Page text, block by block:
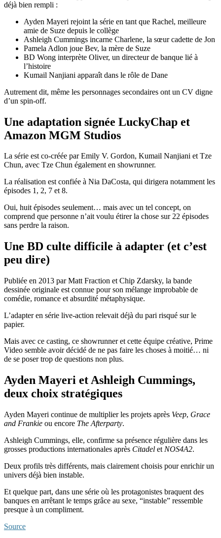
déjà bien rempli :
Ayden Mayeri rejoint la série en tant que Rachel, meilleure
amie de Suze depuis le collège
Ashleigh Cummings incarne Charlene, la sœur cadette de Jon
Pamela Adlon joue Bev, la mère de Suze
BD Wong interprète Oliver, un directeur de banque lié à
l’histoire
Kumail Nanjiani apparaît dans le rôle de Dane
Autrement dit, même les personnages secondaires ont un CV digne
d’un spin-off.
Une adaptation signée LuckyChap et
Amazon MGM Studios
La série est co-créée par Emily V. Gordon, Kumail Nanjiani et Tze
Chun, avec Tze Chun également en showrunner.
La réalisation est confiée à Nia DaCosta, qui dirigera notamment les
épisodes 1, 2, 7 et 8.
Oui, huit épisodes seulement… mais avec un tel concept, on
comprend que personne n’ait voulu étirer la chose sur 22 épisodes
sans perdre la raison.
Une BD culte difficile à adapter (et c’est
peu dire)
Publiée en 2013 par Matt Fraction et Chip Zdarsky, la bande
dessinée originale est connue pour son mélange improbable de
comédie, romance et absurdité métaphysique.
L’adapter en série live-action relevait déjà du pari risqué sur le
papier.
Mais avec ce casting, ce showrunner et cette équipe créative, Prime
Video semble avoir décidé de ne pas faire les choses à moitié… ni
de se poser trop de questions non plus.
Ayden Mayeri et Ashleigh Cummings,
deux choix stratégiques
Ayden Mayeri continue de multiplier les projets après Veep, Grace
and Frankie ou encore The Afterparty.
Ashleigh Cummings, elle, confirme sa présence régulière dans les
grosses productions internationales après Citadel et NOS4A2.
Deux profils très différents, mais clairement choisis pour enrichir un
univers déjà bien instable.
Et quelque part, dans une série où les protagonistes braquent des
banques en arrêtant le temps grâce au sexe, “instable” ressemble
presque à un compliment.
Source